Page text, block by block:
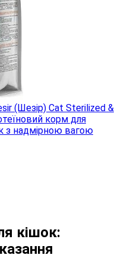
(Шезір) Cat Sterilized &
корм для
з надмірною вагою
кішок: